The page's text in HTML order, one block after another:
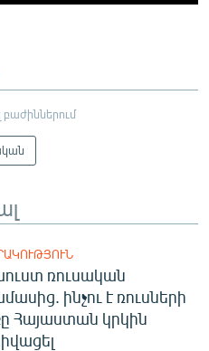
ռուսական
ինչու է ռուսների
Հայաստան կրկին